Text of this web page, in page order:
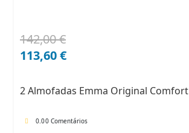
142,00€
O
preço
142,00 €.
113,60€
O
preço
113,60 €.
2 Almofadas Emma Original Comfort
0.00 Comentários